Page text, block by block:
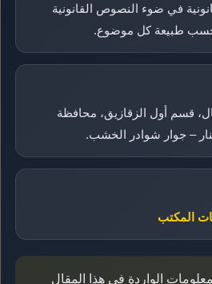
في ضوء النصوص القانونية
طبيعة كل موضوع.
قسم أول الزقازيق، محافظة
المكتب
الواردة في هذا المقال